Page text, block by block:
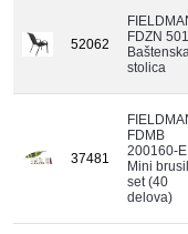
52062
FDZN
Baštenska
stolica
37481
FDMB
200160-E
Mini
set (40
delova)